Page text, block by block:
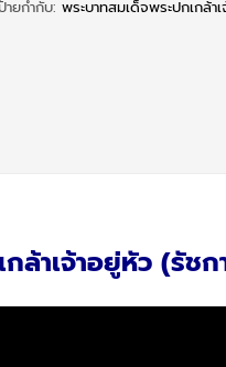
ายกำกับ: พระบาทสมเด็จพระปกเกล้า
ล้าเจ้าอยู่หัว (รัช